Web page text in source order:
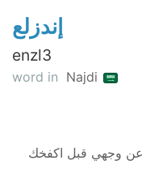
إندزلع
enzl3
word in Najdi
وجهي قبل اكفخك